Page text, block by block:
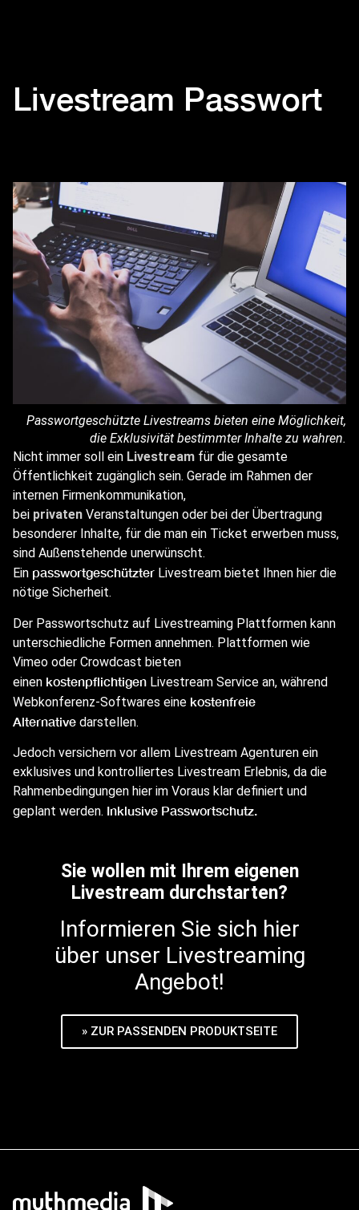
Livestream Passwort
Passwortgeschützte Livestreams bieten eine Möglichkeit,
die Exklusivität bestimmter Inhalte zu wahren.
Nicht immer soll ein Livestream für die gesamte
Öffentlichkeit zugänglich sein. Gerade im Rahmen der
internen Firmenkommunikation,
bei privaten Veranstaltungen oder bei der Übertragung
besonderer Inhalte, für die man ein Ticket erwerben muss,
sind Außenstehende unerwünscht.
Ein passwortgeschützter Livestream bietet Ihnen hier die
nötige Sicherheit.
Der Passwortschutz auf Livestreaming Plattformen kann
unterschiedliche Formen annehmen. Plattformen wie
Vimeo oder Crowdcast bieten
einen kostenpflichtigen Livestream Service an, während
Webkonferenz-Softwares eine kostenfreie
Alternative darstellen.
Jedoch versichern vor allem Livestream Agenturen ein
exklusives und kontrolliertes Livestream Erlebnis, da die
Rahmenbedingungen hier im Voraus klar definiert und
geplant werden. Inklusive Passwortschutz.
Sie wollen mit Ihrem eigenen
Livestream durchstarten?
Informieren Sie sich hier
über unser Livestreaming
Angebot!
» ZUR PASSENDEN PRODUKTSEITE